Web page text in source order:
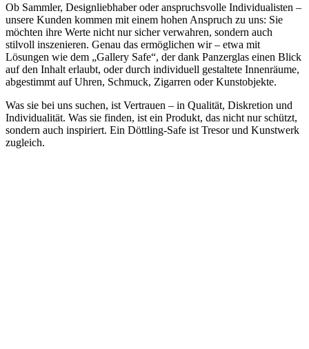
Ob Sammler, Designliebhaber oder anspruchsvolle Individualisten –
unsere Kunden kommen mit einem hohen Anspruch zu uns: Sie
möchten ihre Werte nicht nur sicher verwahren, sondern auch
stilvoll inszenieren. Genau das ermöglichen wir – etwa mit
Lösungen wie dem „Gallery Safe“, der dank Panzerglas einen Blick
auf den Inhalt erlaubt, oder durch individuell gestaltete Innenräume,
abgestimmt auf Uhren, Schmuck, Zigarren oder Kunstobjekte.
Was sie bei uns suchen, ist Vertrauen – in Qualität, Diskretion und
Individualität. Was sie finden, ist ein Produkt, das nicht nur schützt,
sondern auch inspiriert. Ein Döttling-Safe ist Tresor und Kunstwerk
zugleich.